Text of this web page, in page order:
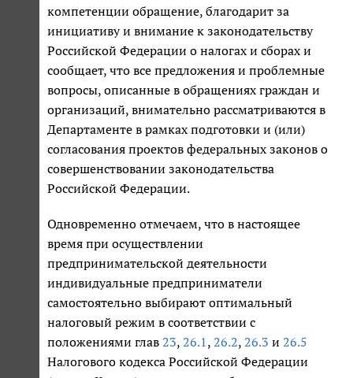
компетенции обращение, благодарит за
инициативу и внимание к законодательству
Российской Федерации о налогах и сборах и
сообщает, что все предложения и проблемные
вопросы, описанные в обращениях граждан и
организаций, внимательно рассматриваются в
Департаменте в рамках подготовки и (или)
согласования проектов федеральных законов о
совершенствовании законодательства
Российской Федерации.
Одновременно отмечаем, что в настоящее
время при осуществлении
предпринимательской деятельности
индивидуальные предприниматели
самостоятельно выбирают оптимальный
налоговый режим в соответствии с
положениями глав 23, 26.1 , 26.2, 26.3 и 26.5
Налогового кодекса Российской Федерации